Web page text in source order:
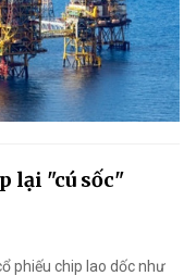
lại "cú sốc"
phiếu chip lao dốc như